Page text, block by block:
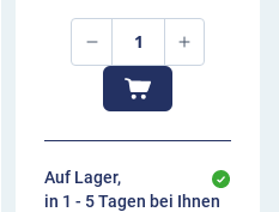
Auf Lager,
in 1 - 5 Tagen bei Ihnen